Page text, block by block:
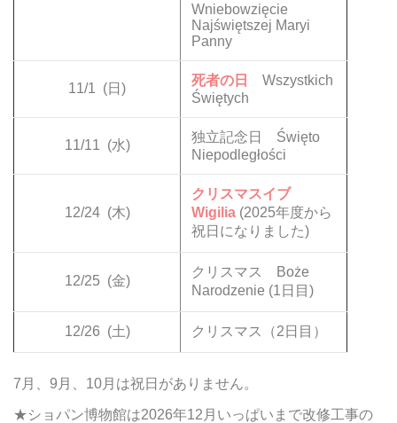
Wniebowzięcie
Najświętszej Maryi
Panny
11/1 (日)
死者の日
Wszystkich
Świętych
11/11 (水)
独立記念日 Święto
Niepodległości
12/24 (木)
クリスマスイブ
Wigilia (2025年度から
祝日になりました)
12/25 (金)
クリスマス Boże
Narodzenie (1日目)
12/26 (土) クリスマス（2日目）
7月、9月、10月は祝日がありません。
★ショパン博物館は2026年12月いっぱいまで改修工事の